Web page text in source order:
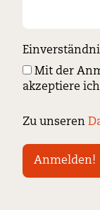
Mit der
akzeptiere
Zu unseren